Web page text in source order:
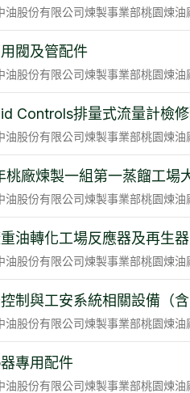
油股份有限公司煉製事業部桃園煉油
閥及管配件
油股份有限公司煉製事業部桃園煉油
Controls排量式流量計檢
油股份有限公司煉製事業部桃園煉油
桃廠煉製一組第一蒸餾工場
油股份有限公司煉製事業部桃園煉油
油轉化工場反應器及再生
油股份有限公司煉製事業部桃園煉油
制與工安系統相關設備（
油股份有限公司煉製事業部桃園煉油
專用配件
油股份有限公司煉製事業部桃園煉油